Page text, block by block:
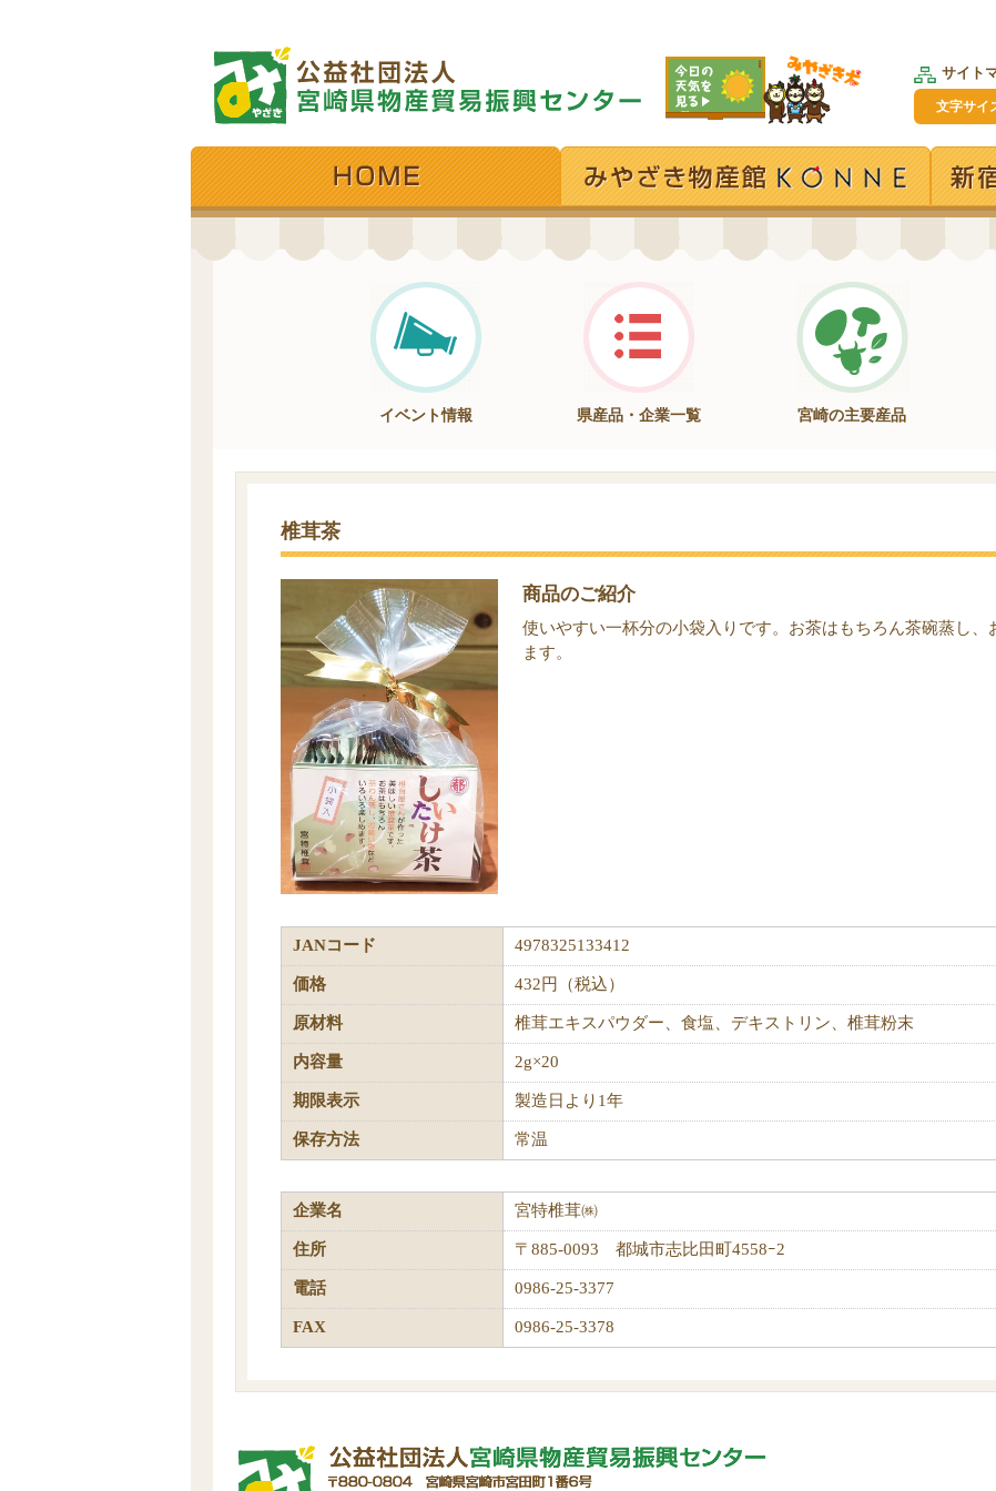
サイト
文字サイ
イベント情報 県産品・企業一覧 宮崎の主要産品
椎茸茶
商品のご紹介
使いやすい一杯分の小袋入りです。お茶はもちろん茶碗蒸し、
ます。
JANコード 4978325133412
価格 432円（税込）
原材料 椎茸エキスパウダー、食塩、デキストリン、椎茸粉末
内容量 2g×20
期限表示 製造日より1年
保存方法 常温
企業名 宮特椎茸㈱
住所 〒885-0093 都城市志比田町4558ｰ2
電話 0986-25-3377
FAX 0986-25-3378